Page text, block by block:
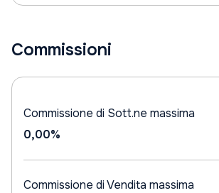
Commissioni
Commissione di Sott.ne massima
0,00%
Commissione di Vendita massima